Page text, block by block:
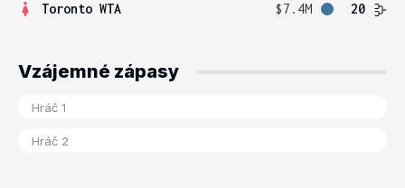
Toronto WTA
$7.4M 20
Vzájemné zápasy